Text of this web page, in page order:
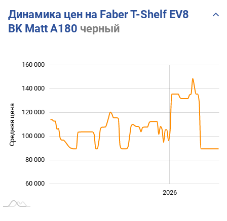
Динамика цен на Faber T-Shelf EV8
BK Matt A180 черный
Средняя цена
60 000
80 000
100 000
120 000
140 000
160 000
2026